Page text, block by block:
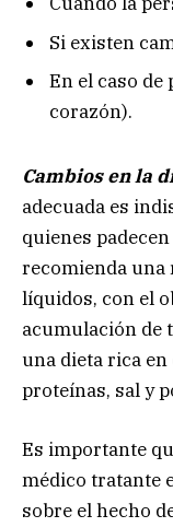
Si existen
En el caso
corazón).
Cambios en la
adecuada es
quienes
recomienda
líquidos, con el
acumulación de
una dieta rica
proteínas, sal y
Es importante
médico tratante
sobre el hecho